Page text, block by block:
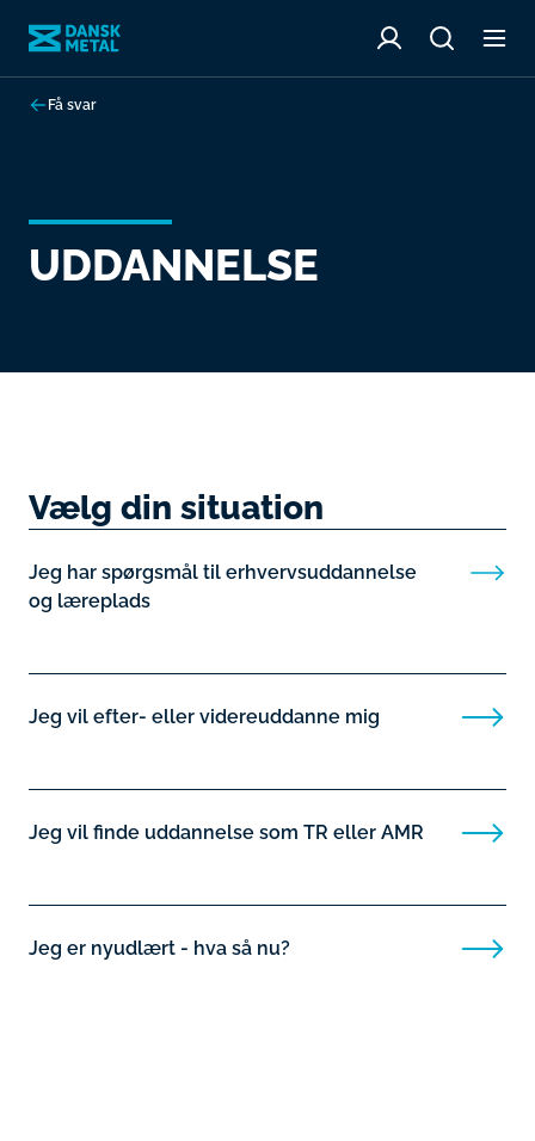
Få svar
UDDANNELSE
Vælg din situation
Jeg har spørgsmål til erhvervsuddannelse
og læreplads
Jeg vil efter- eller videreuddanne mig
Jeg vil finde uddannelse som TR eller AMR
Jeg er nyudlært - hva så nu?